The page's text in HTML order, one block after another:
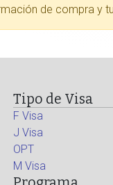
de compra y
Tipo de Visa
F Visa
J Visa
OPT
M Visa